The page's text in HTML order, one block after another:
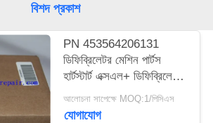
বিশদ প্রকাশ
PN 453564206131
ডিফিব্রিলেটর মেশিন পার্টস
হার্টস্টার্ট এক্সএল+ ডিফিব্রিলেটর
আলোচনা সাপেক্ষে MOQ:1/পিসিএস
যোগাযোগ